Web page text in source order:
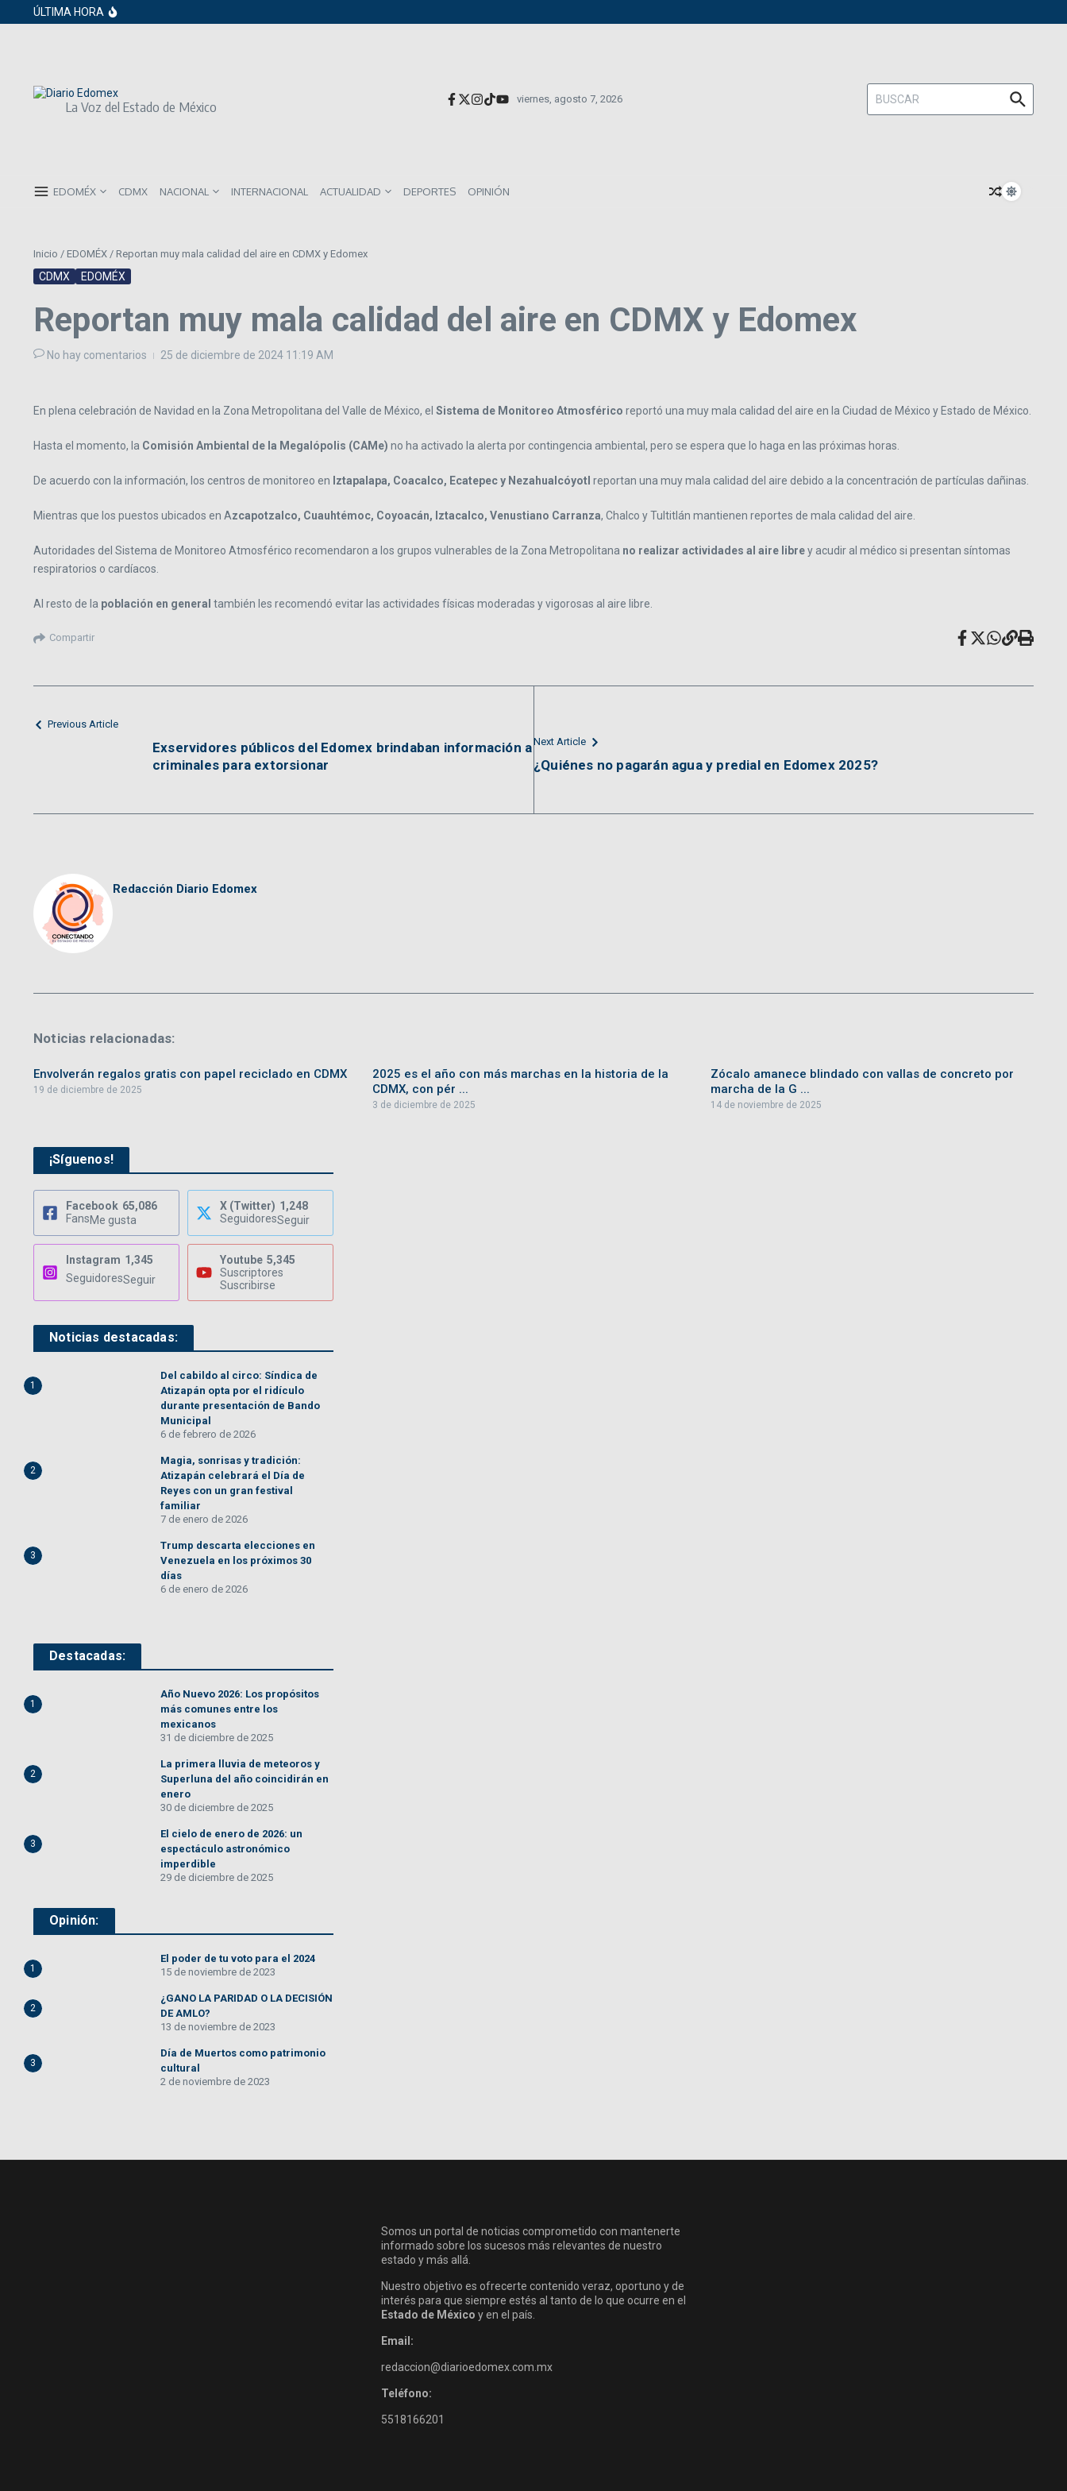
Saltar al contenido
ÚLTIMA HORA
ISR subirá en México para 2026: Así será el impacto directo en salarios y precios
La Voz del Estado de México viernes, agosto 7, 2026
Buscar:
EDOMÉX CDMX NACIONAL INTERNACIONAL ACTUALIDAD DEPORTES OPINIÓN
Inicio / EDOMÉX / Reportan muy mala calidad del aire en CDMX y Edomex
CDMX EDOMÉX
Reportan muy mala calidad del aire en CDMX y Edomex
No hay comentarios 25 de diciembre de 2024 11:19 AM
En plena celebración de Navidad en la Zona Metropolitana del Valle de México, el Sistema de Monitoreo Atmosférico reportó una muy mala calidad del aire en la Ciudad de México y Estado de México.
Hasta el momento, la Comisión Ambiental de la Megalópolis (CAMe) no ha activado la alerta por contingencia ambiental, pero se espera que lo haga en las próximas horas.
De acuerdo con la información, los centros de monitoreo en Iztapalapa, Coacalco, Ecatepec y Nezahualcóyotl reportan una muy mala calidad del aire debido a la concentración de partículas dañinas.
Mientras que los puestos ubicados en Azcapotzalco, Cuauhtémoc, Coyoacán, Iztacalco, Venustiano Carranza, Chalco y Tultitlán mantienen reportes de mala calidad del aire.
Autoridades del Sistema de Monitoreo Atmosférico recomendaron a los grupos vulnerables de la Zona Metropolitana no realizar actividades al aire librey acudir al médico si presentan síntomas
respiratorios o cardíacos.
Al resto de la población en general también les recomendó evitar las actividades físicas moderadas y vigorosas al aire libre.
Compartir
Previous Article
Exservidores públicos del Edomex brindaban información a
criminales para extorsionar
Next Article
¿Quiénes no pagarán agua y predial en Edomex 2025?
Redacción Diario Edomex
Noticias relacionadas:
Envolverán regalos gratis con papel reciclado en CDMX
19 de diciembre de 2025
2025 es el año con más marchas en la historia de la
CDMX, con pér ...
3 de diciembre de 2025
Zócalo amanece blindado con vallas de concreto por
marcha de la G ...
14 de noviembre de 2025
¡Síguenos!
Facebook 65,086
FansMe gusta
X (Twitter) 1,248
SeguidoresSeguir
Instagram 1,345
SeguidoresSeguir
Youtube 5,345
Suscriptores
Suscribirse
Noticias destacadas:
1
Del cabildo al circo: Síndica de
Atizapán opta por el ridículo
durante presentación de Bando
Municipal
6 de febrero de 2026
2
Magia, sonrisas y tradición:
Atizapán celebrará el Día de
Reyes con un gran festival
familiar
7 de enero de 2026
3
Trump descarta elecciones en
Venezuela en los próximos 30
días
6 de enero de 2026
Destacadas:
1
Año Nuevo 2026: Los propósitos
más comunes entre los
mexicanos
31 de diciembre de 2025
2
La primera lluvia de meteoros y
Superluna del año coincidirán en
enero
30 de diciembre de 2025
3
El cielo de enero de 2026: un
espectáculo astronómico
imperdible
29 de diciembre de 2025
Opinión:
1
El poder de tu voto para el 2024
15 de noviembre de 2023
2
¿GANO LA PARIDAD O LA DECISIÓN
DE AMLO?
13 de noviembre de 2023
3
Día de Muertos como patrimonio
cultural
2 de noviembre de 2023
Somos un portal de noticias comprometido con mantenerte
informado sobre los sucesos más relevantes de nuestro
estado y más allá.
Nuestro objetivo es ofrecerte contenido veraz, oportuno y de
interés para que siempre estés al tanto de lo que ocurre en el
Estado de México y en el país.
Email:
redaccion@diarioedomex.com.mx
Teléfono:
5518166201